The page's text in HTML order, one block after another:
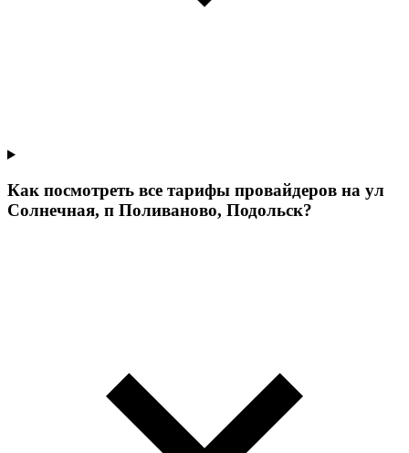
Как посмотреть все тарифы провайдеров на ул
Солнечная, п Поливаново, Подольск?